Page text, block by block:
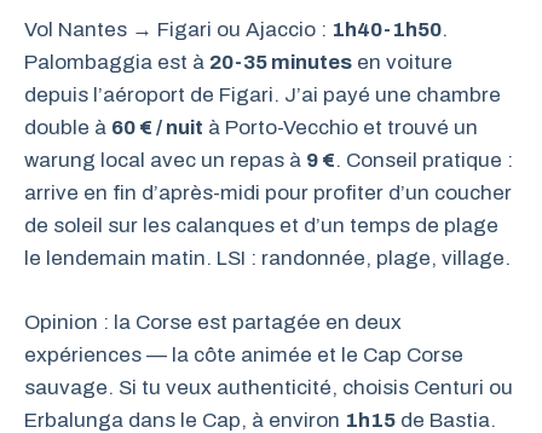
Vol Nantes → Figari ou Ajaccio : 1h40-1h50.
Palombaggia est à 20-35 minutes en voiture
depuis l’aéroport de Figari. J’ai payé une chambre
double à 60 € / nuit à Porto-Vecchio et trouvé un
warung local avec un repas à 9 €. Conseil pratique :
arrive en fin d’après-midi pour profiter d’un coucher
de soleil sur les calanques et d’un temps de plage
le lendemain matin. LSI : randonnée, plage, village.
Opinion : la Corse est partagée en deux
expériences — la côte animée et le Cap Corse
sauvage. Si tu veux authenticité, choisis Centuri ou
Erbalunga dans le Cap, à environ 1h15 de Bastia.